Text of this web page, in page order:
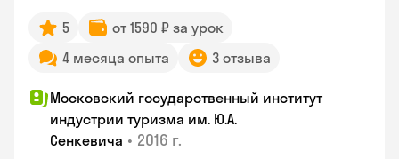
5
от 1590 ₽ за урок
4 месяца опыта
3 отзыва
Московский государственный институт
индустрии туризма им. Ю.А.
Сенкевича • 2016 г.